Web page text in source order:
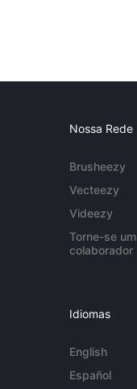
Nossa Rede
Brusheezy
Vecteezy
Videezy
Torne-se um
colaborador
Idiomas
English
Español